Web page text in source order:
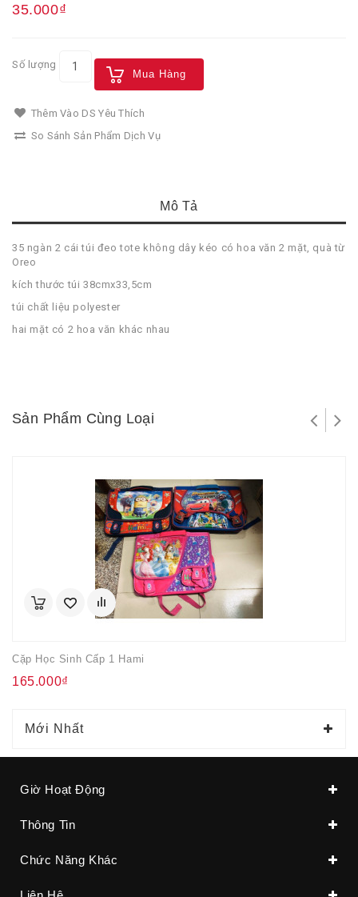
35.000₫
Số lượng
Mua Hàng
Thêm Vào DS Yêu Thích
So Sánh Sản Phẩm Dịch Vụ
Mô Tả
35 ngàn 2 cái túi đeo tote không dây kéo có hoa văn 2 mặt, quà từ
Oreo
kích thước túi 38cmx33,5cm
túi chất liệu polyester
hai mặt có 2 hoa văn khác nhau
Sản Phẩm Cùng Loại
Cặp Học Sinh Cấp 1 Hami
165.000₫
Mới Nhất
Giờ Hoạt Động
Thông Tin
Chức Năng Khác